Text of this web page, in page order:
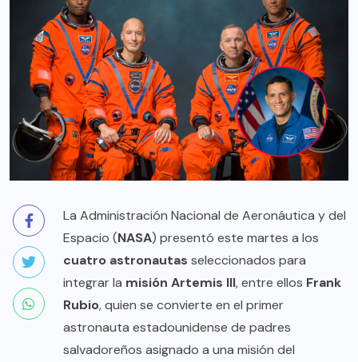
La Administración Nacional de Aeronáutica y del
Espacio (NASA) presentó este martes a los
cuatro astronautas seleccionados para
integrar la misión Artemis III, entre ellos Frank
Rubio, quien se convierte en el primer
astronauta estadounidense de padres
salvadoreños asignado a una misión del